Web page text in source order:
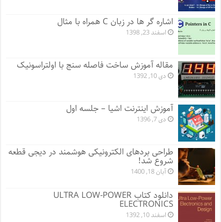
اشاره گر ها در زبان C همراه با مثال
اسفند 23, 1398
مقاله آموزش ساخت فاصله سنج با اولتراسونیک
دی 10, 1392
آموزش اینترنت اشیا – جلسه اول
دی 7, 1396
طراحی بردهای الکترونیکی هوشمند در دیجی قطعه
شروع شد!
آبان 18, 1400
دانلود کتاب ULTRA LOW-POWER
ELECTRONICS
اسفند 10, 1392